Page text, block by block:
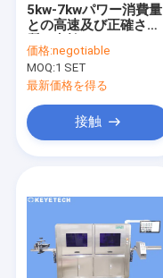
5kw-7kwパワー消費量
との高速及び正確さの
価格:negotiable
MOQ:1 SET
最新価格を得る
接触